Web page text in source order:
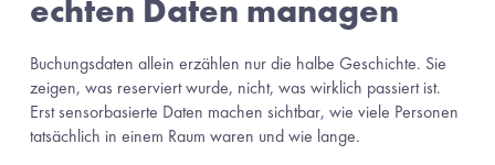
echten Daten managen
Buchungsdaten allein erzählen nur die halbe Geschichte. Sie
zeigen, was reserviert wurde, nicht, was wirklich passiert ist.
Erst sensorbasierte Daten machen sichtbar, wie viele Personen
tatsächlich in einem Raum waren und wie lange.